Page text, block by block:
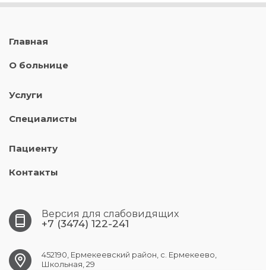
Главная
О больнице
Услуги
Специалисты
Пациенту
Контакты
Версия для слабовидящих
+7 (3474) 122-241
452190, Ермекеевский район, с. Ермекеево,
Школьная, 29